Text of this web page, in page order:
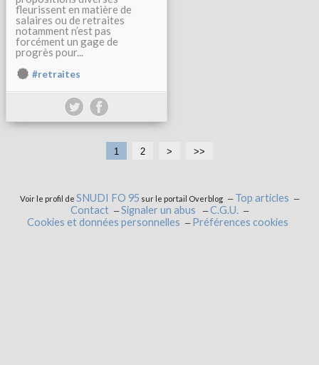
fleurissent en matière de
salaires ou de retraites
notamment n’est pas
forcément un gage de
progrès pour...
#retraites
1 2 > >>
Voir le profil de SNUDI FO 95 sur le portail Overblog
Top articles
Contact
Signaler un abus
C.G.U.
Cookies et données personnelles
Préférences cookies